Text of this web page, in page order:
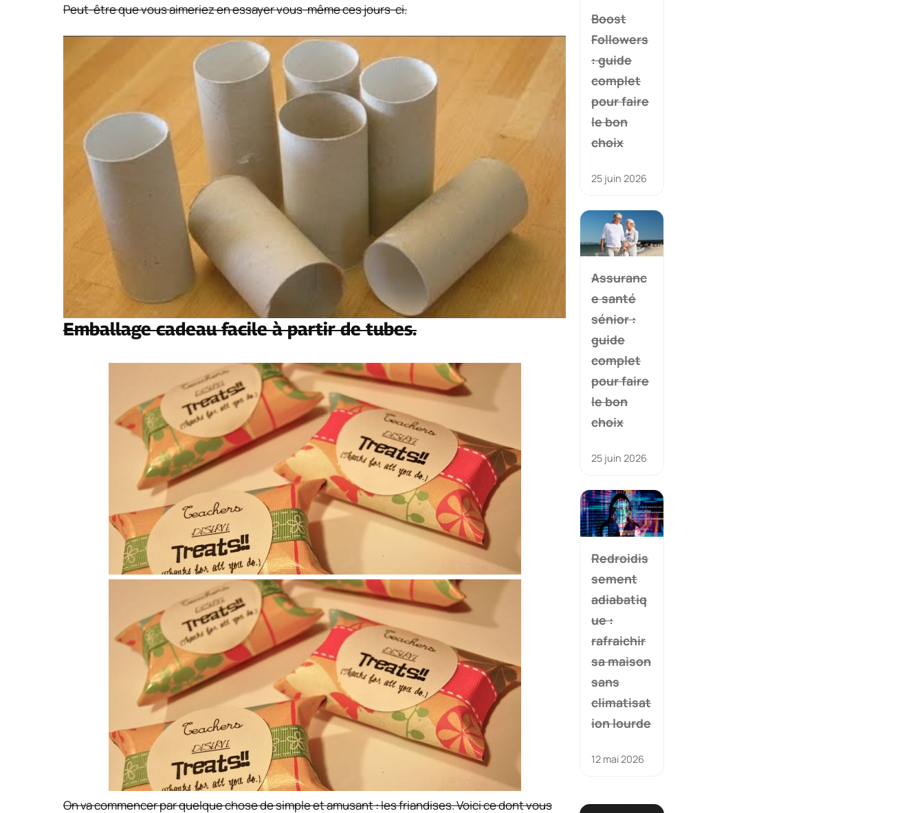
Peut-être que vous aimeriez en essayer vous-même ces jours-ci.
Emballage cadeau facile à partir de tubes.
On va commencer par quelque chose de simple et amusant : les friandises. Voici ce dont vous
Boost
Followers
: guide
complet
pour faire
le bon
choix
25 juin 2026
Assuranc
e santé
sénior :
guide
complet
pour faire
le bon
choix
25 juin 2026
Redroidis
sement
adiabatiq
ue :
rafraichir
sa maison
sans
climatisat
ion lourde
12 mai 2026